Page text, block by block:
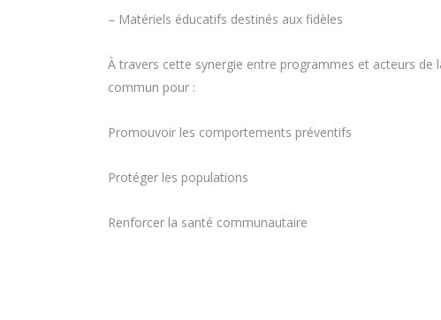
– Matériels éducatifs destinés aux fidèles
À travers cette synergie entre programmes et acteurs
commun pour :
Promouvoir les comportements préventifs
Protéger les populations
Renforcer la santé communautaire